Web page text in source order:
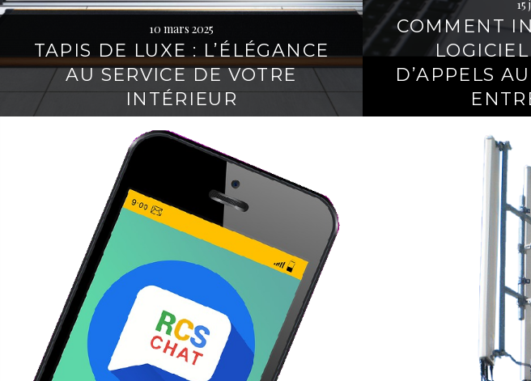
10 mars 2025
TAPIS DE LUXE : L’ÉLÉGANCE
AU SERVICE DE VOTRE
INTÉRIEUR
15
COMMENT
D’APPELS